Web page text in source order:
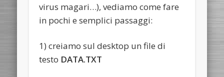
virus magari…), vediamo come fare
in pochi e semplici passaggi:
1) creiamo sul desktop un file di
testo DATA.TXT